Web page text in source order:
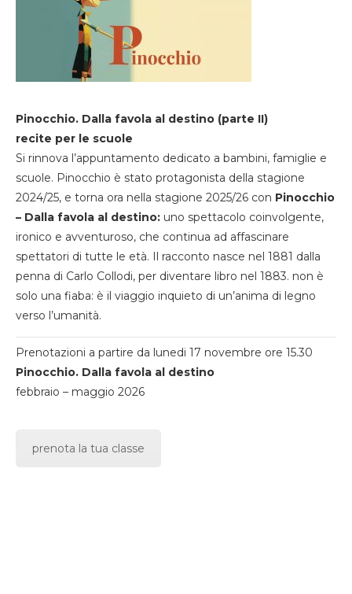
Pinocchio. Dalla favola al destino (parte II)
recite per le scuole
Si rinnova l’appuntamento dedicato a bambini, famiglie e
scuole. Pinocchio è stato protagonista della stagione
2024/25, e torna ora nella stagione 2025/26 con Pinocchio
– Dalla favola al destino: uno spettacolo coinvolgente,
ironico e avventuroso, che continua ad affascinare
spettatori di tutte le età. Il racconto nasce nel 1881 dalla
penna di Carlo Collodi, per diventare libro nel 1883. non è
solo una fiaba: è il viaggio inquieto di un’anima di legno
verso l’umanità.
Prenotazioni a partire da lunedi 17 novembre ore 15.30
Pinocchio. Dalla favola al destino
febbraio – maggio 2026
prenota la tua classe